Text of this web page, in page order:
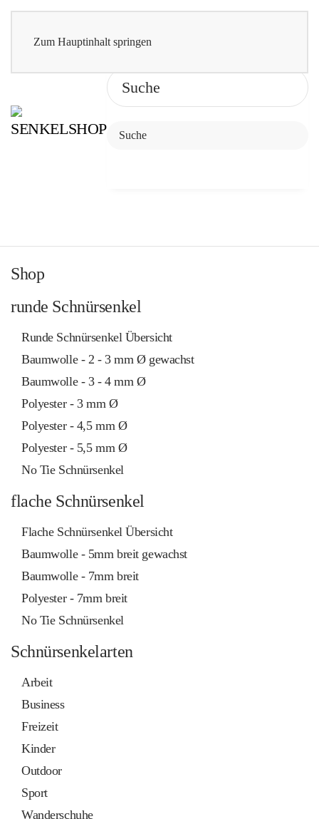
Zum Hauptinhalt springen
Shop
runde Schnürsenkel
Runde Schnürsenkel Übersicht
Baumwolle - 2 - 3 mm Ø gewachst
Baumwolle - 3 - 4 mm Ø
Polyester - 3 mm Ø
Polyester - 4,5 mm Ø
Polyester - 5,5 mm Ø
No Tie Schnürsenkel
flache Schnürsenkel
Flache Schnürsenkel Übersicht
Baumwolle - 5mm breit gewachst
Baumwolle - 7mm breit
Polyester - 7mm breit
No Tie Schnürsenkel
Schnürsenkelarten
Arbeit
Business
Freizeit
Kinder
Outdoor
Sport
Wanderschuhe